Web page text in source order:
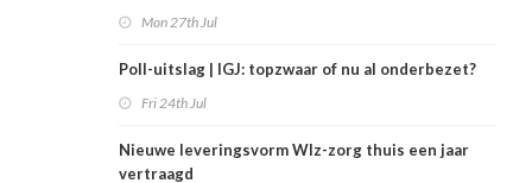
Mon 27th Jul
Poll-uitslag | IGJ: topzwaar of nu al onderbezet?
Fri 24th Jul
Nieuwe leveringsvorm Wlz-zorg thuis een jaar
vertraagd